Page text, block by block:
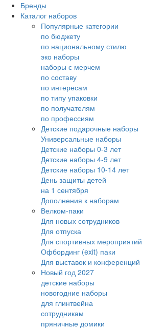
Бренды
Каталог наборов
Популярные категории
по бюджету
по национальному стилю
эко наборы
наборы с мерчем
по составу
по интересам
по типу упаковки
по получателям
по профессиям
Детские подарочные наборы
Универсальные наборы
Детские наборы 0-3 лет
Детские наборы 4-9 лет
Детские наборы 10-14 лет
День защиты детей
на 1 сентября
Дополнения к наборам
Велком-паки
Для новых сотрудников
Для отпуска
Для спортивных мероприятий
Офбординг (exit) паки
Для выставок и конференций
Новый год 2027
детские наборы
новогодние наборы
для глинтвейна
сотрудникам
пряничные домики